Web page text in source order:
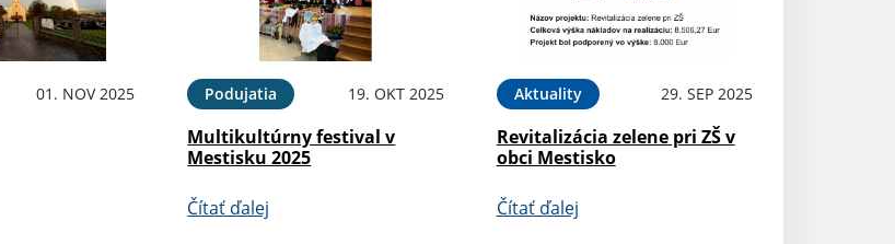
01. NOV 2025 Podujatia 19. OKT 2025
Multikultúrny festival v
Mestisku 2025
Čítať ďalej
Aktuality 29. SEP 2025
Revitalizácia zelene pri ZŠ v
obci Mestisko
Čítať ďalej